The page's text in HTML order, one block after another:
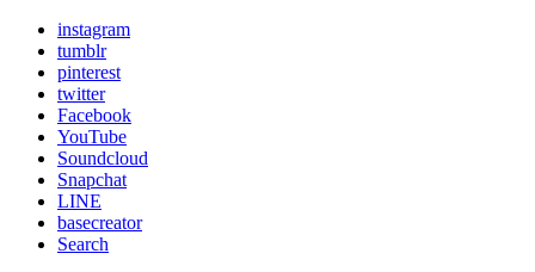
instagram
tumblr
pinterest
twitter
Facebook
YouTube
Soundcloud
Snapchat
LINE
basecreator
Search